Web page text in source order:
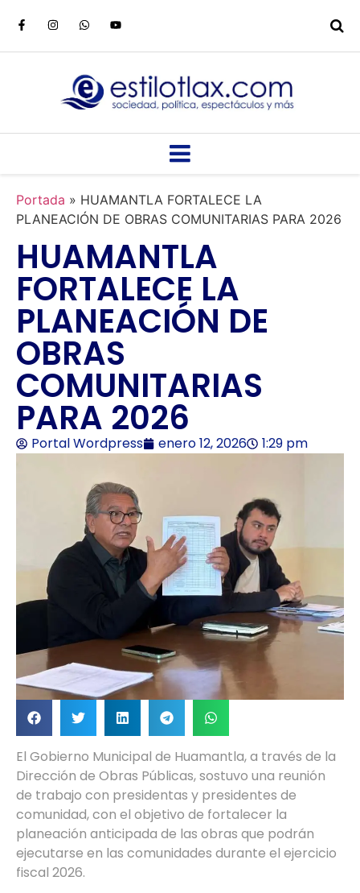
Portada » HUAMANTLA FORTALECE LA
PLANEACIÓN DE OBRAS COMUNITARIAS PARA 2026
HUAMANTLA
FORTALECE LA
PLANEACIÓN DE
OBRAS
COMUNITARIAS
PARA 2026
Portal Wordpress enero 12, 2026 1:29 pm
El Gobierno Municipal de Huamantla, a través de la
Dirección de Obras Públicas, sostuvo una reunión
de trabajo con presidentas y presidentes de
comunidad, con el objetivo de fortalecer la
planeación anticipada de las obras que podrán
ejecutarse en las comunidades durante el ejercicio
fiscal 2026.